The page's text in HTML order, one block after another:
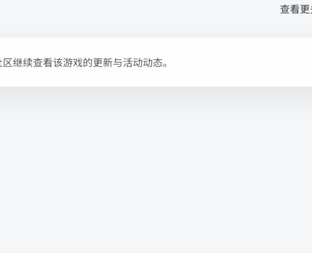
查看
继续查看该游戏的更新与活动动态。